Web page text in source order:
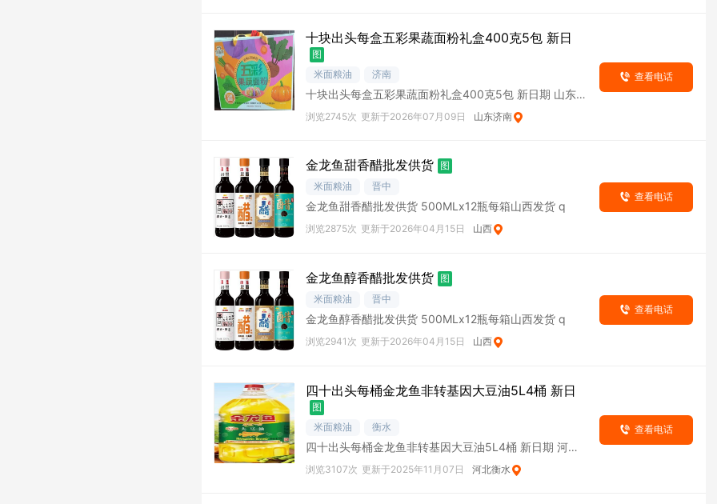
十块出头每盒五彩果蔬面粉礼盒400克5包 新日
图
米面粮油
济南
十块出头每盒五彩果蔬面粉礼盒400克5包 新日期 山东
发货菠
浏览2745次 更新于2026年07月09日 山东济南
查看电话
金龙鱼甜香醋批发供货 图
米面粮油
晋中
金龙鱼甜香醋批发供货 500MLx12瓶每箱山西发货 q
浏览2875次 更新于2026年04月15日 山西
查看电话
金龙鱼醇香醋批发供货 图
米面粮油
晋中
金龙鱼醇香醋批发供货 500MLx12瓶每箱山西发货 q
浏览2941次 更新于2026年04月15日 山西
查看电话
四十出头每桶金龙鱼非转基因大豆油5L4桶 新日
图
米面粮油
衡水
四十出头每桶金龙鱼非转基因大豆油5L4桶 新日期 河北
提货运
浏览3107次 更新于2025年11月07日 河北衡水
查看电话